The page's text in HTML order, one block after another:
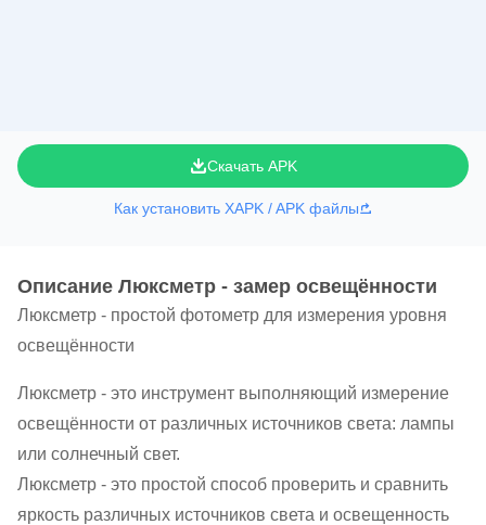
Скачать APK
Как установить XAPK / APK файлы
Oписание Люксметр - замер освещённости
Люксметр - простой фотометр для измерения уровня
освещённости
Люксметр - это инструмент выполняющий измерение
освещённости от различных источников света: лампы
или солнечный свет.
Люксметр - это простой способ проверить и сравнить
яркость различных источников света и освещенность